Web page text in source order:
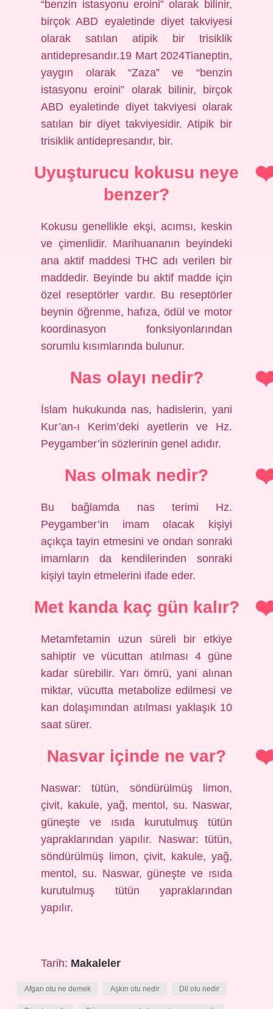
“benzin istasyonu eroini” olarak bilinir,
birçok ABD eyaletinde diyet takviyesi
olarak satılan atipik bir trisiklik
antidepresandır.19 Mart 2024Tianeptin,
yaygın olarak “Zaza” ve “benzin
istasyonu eroini” olarak bilinir, birçok
ABD eyaletinde diyet takviyesi olarak
satılan bir diyet takviyesidir. Atipik bir
trisiklik antidepresandır, bir.
Uyuşturucu kokusu neye
benzer?
Kokusu genellikle ekşi, acımsı, keskin
ve çimenlidir. Marihuananın beyindeki
ana aktif maddesi THC adı verilen bir
maddedir. Beyinde bu aktif madde için
özel reseptörler vardır. Bu reseptörler
beynin öğrenme, hafıza, ödül ve motor
koordinasyon fonksiyonlarından
sorumlu kısımlarında bulunur.
Nas olayı nedir?
İslam hukukunda nas, hadislerin, yani
Kur’an-ı Kerim’deki ayetlerin ve Hz.
Peygamber’in sözlerinin genel adıdır.
Nas olmak nedir?
Bu bağlamda nas terimi Hz.
Peygamber’in imam olacak kişiyi
açıkça tayin etmesini ve ondan sonraki
imamların da kendilerinden sonraki
kişiyi tayin etmelerini ifade eder.
Met kanda kaç gün kalır?
Metamfetamin uzun süreli bir etkiye
sahiptir ve vücuttan atılması 4 güne
kadar sürebilir. Yarı ömrü, yani alınan
miktar, vücutta metabolize edilmesi ve
kan dolaşımından atılması yaklaşık 10
saat sürer.
Nasvar içinde ne var?
Naswar: tütün, söndürülmüş limon,
çivit, kakule, yağ, mentol, su. Naswar,
güneşte ve ısıda kurutulmuş tütün
yapraklarından yapılır. Naswar: tütün,
söndürülmüş limon, çivit, kakule, yağ,
mentol, su. Naswar, güneşte ve ısıda
kurutulmuş tütün yapraklarından
yapılır.
Tarih: Makaleler
Afgan otu ne demek Aşkın otu nedir Dil otu nedir